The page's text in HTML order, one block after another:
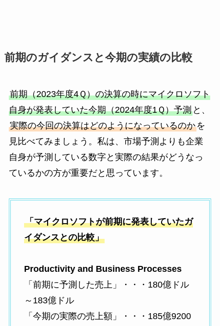
前期のガイダンスと今期の実績の比較
前期（2023年度4Ｑ）の決算の時にマイクロソフト
自身が発表していた今期（2024年度1Ｑ）予測と、
実際の今回の決算はどのようになっているのかを
見比べてみましょう。私は、市場予測よりも企業
自身が予測している数字と実際の結果がどうなっ
ているかの方が重要だと思っています。
「マイクロソフトが前期に発表していたガ
イダンスとの比較」
Productivity and Business Processes
「前期に予測した売上」・・・180億ドル
～183億ドル
「今期の実際の売上額」・・・185億9200